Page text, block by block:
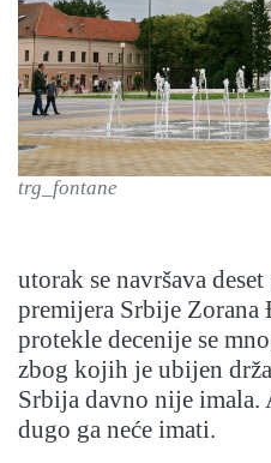
trg_fontane
utorak se navršava
premijera Srbije
protekle decenije se
zbog kojih je ubijen
Srbija davno nije imala.
dugo ga neće imati.